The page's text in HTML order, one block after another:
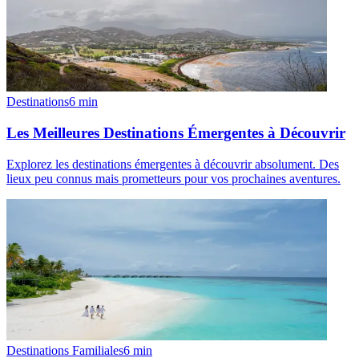
Destinations6 min
Les Meilleures Destinations Émergentes à Découvrir
Explorez les destinations émergentes à découvrir absolument. Des
lieux peu connus mais prometteurs pour vos prochaines aventures.
Destinations Familiales6 min